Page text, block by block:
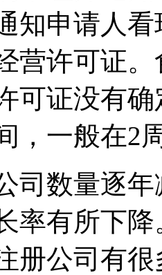
知申请人
营许可证
可证没有
，一般在2
司数量逐
率有所下
册公司有